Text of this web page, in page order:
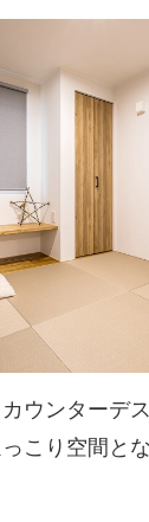
ウンターデ
こり空間とな